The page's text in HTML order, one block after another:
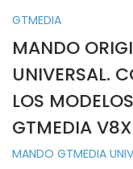
GTMEDIA
MANDO
UNIVERSAL.
LOS
GTMEDIA V8X
MANDO GTMEDIA